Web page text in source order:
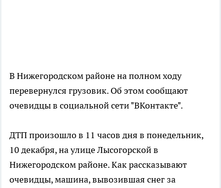
В Нижегородском районе на полном ходу
перевернулся грузовик. Об этом сообщают
очевидцы в социальной сети "ВКонтакте".
ДТП произошло в 11 часов дня в понедельник,
10 декабря, на улице Лысогорской в
Нижегородском районе. Как рассказывают
очевидцы, машина, вывозившая снег за